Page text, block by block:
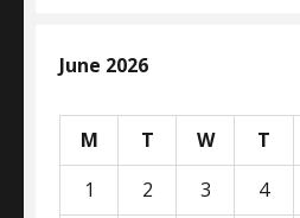
June 2026
M T W T
1
2 3 4